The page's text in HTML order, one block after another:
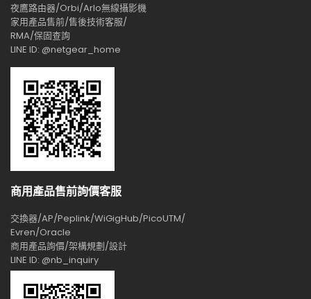
夜鷹路由器/Orbi/Arlo無線攝影機
家用產品售前/售後技術客服/
RMA/保固查詢
LINE ID: @netgear_home
商用產品售前詢價客服
交換器/AP/Peplink/WiGigHub/PicoUTM/
Evren/Oracle
商用產品詢價/架構規劃/設計
LINE ID: @nb_inquiry